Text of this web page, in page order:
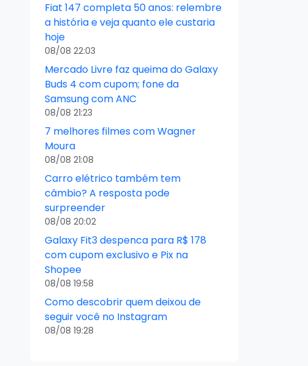
Fiat 147 completa 50 anos: relembre
a história e veja quanto ele custaria
hoje
08/08 22:03
Mercado Livre faz queima do Galaxy
Buds 4 com cupom; fone da
Samsung com ANC
08/08 21:23
7 melhores filmes com Wagner
Moura
08/08 21:08
Carro elétrico também tem
câmbio? A resposta pode
surpreender
08/08 20:02
Galaxy Fit3 despenca para R$ 178
com cupom exclusivo e Pix na
Shopee
08/08 19:58
Como descobrir quem deixou de
seguir você no Instagram
08/08 19:28